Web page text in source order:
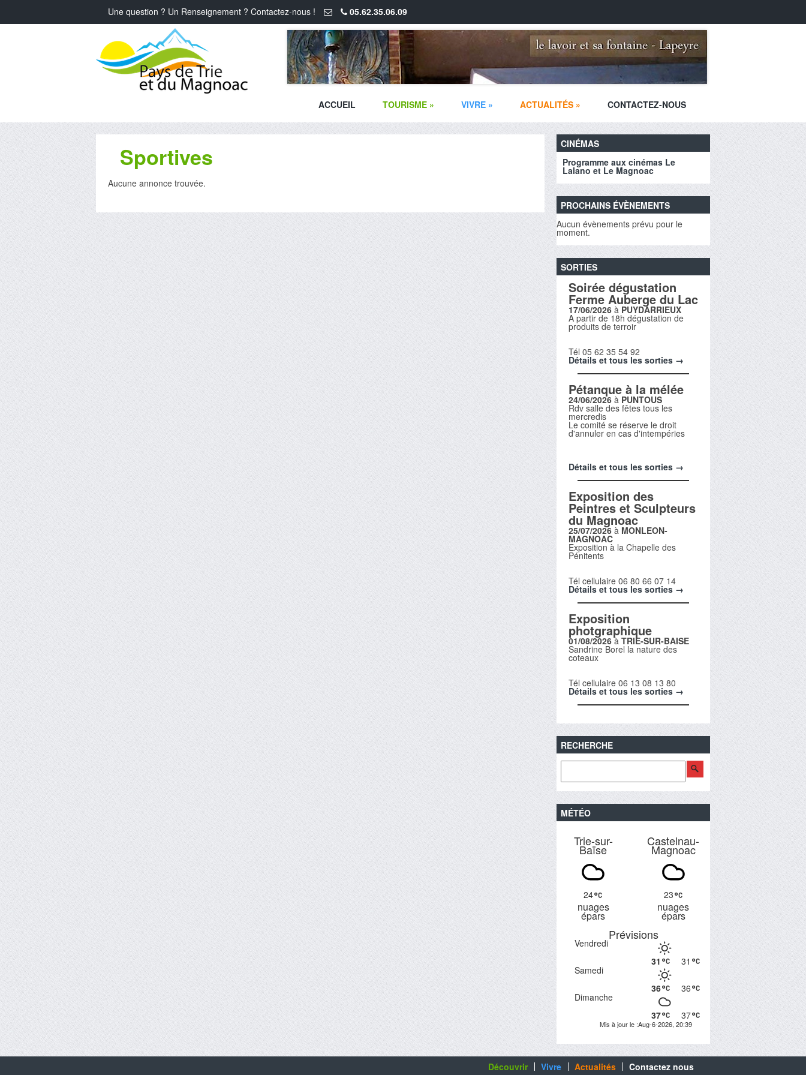
Une question ? Un Renseignement ? Contactez-nous ! 05.62.35.06.09
ACCUEIL TOURISME » VIVRE » ACTUALITÉS » CONTACTEZ-NOUS
Sportives
Aucune annonce trouvée.
CINÉMAS
Programme aux cinémas Le
Lalano et Le Magnoac
PROCHAINS ÉVÈNEMENTS
Aucun évènements prévu pour le
moment.
SORTIES
Soirée dégustation
Ferme Auberge du Lac
17/06/2026 à PUYDARRIEUX
A partir de 18h dégustation de
produits de terroir
Tél 05 62 35 54 92
Détails et tous les sorties →
Pétanque à la mélée
24/06/2026 à PUNTOUS
Rdv salle des fêtes tous les
mercredis
Le comité se réserve le droit
d'annuler en cas d'intempéries
Détails et tous les sorties →
Exposition des
Peintres et Sculpteurs
du Magnoac
25/07/2026 à MONLEON-
MAGNOAC
Exposition à la Chapelle des
Pénitents
Tél cellulaire 06 80 66 07 14
Détails et tous les sorties →
Exposition
photgraphique
01/08/2026à TRIE-SUR-BAISE
Sandrine Borel la nature des
coteaux
Tél cellulaire 06 13 08 13 80
Détails et tous les sorties →
RECHERCHE
MÉTÉO
Trie-sur-
Baïse
24
nuages
épars
Castelnau-
Magnoac
23
nuages
épars
Prévisions
Vendredi
31
31
Samedi
36
36
Dimanche
37
37
Mis à jour le :Aug-6-2026, 20:39
Découvrir Vivre Actualités Contactez nous